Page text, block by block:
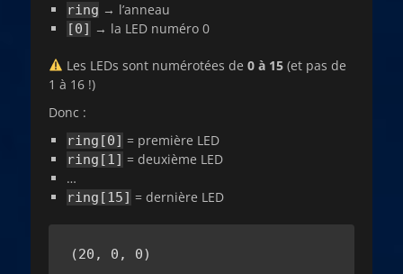
ring → l’anneau
[0] → la LED numéro 0
Les LEDs sont numérotées de 0 à 15(et pas de
1 à 16 !)
Donc :
ring[0] = première LED
ring[1] = deuxième LED
…
ring[15] = dernière LED
(20, 0, 0)